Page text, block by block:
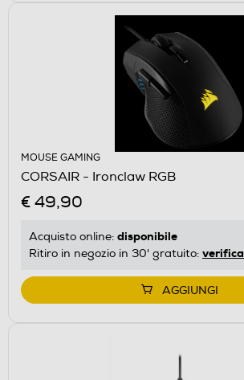
MOUSE GAMING
CORSAIR - Ironclaw RGB
€ 49,90
Acquisto online: disponibile
Ritiro in negozio in 30' gratuito: verifica
AGGIUNGI